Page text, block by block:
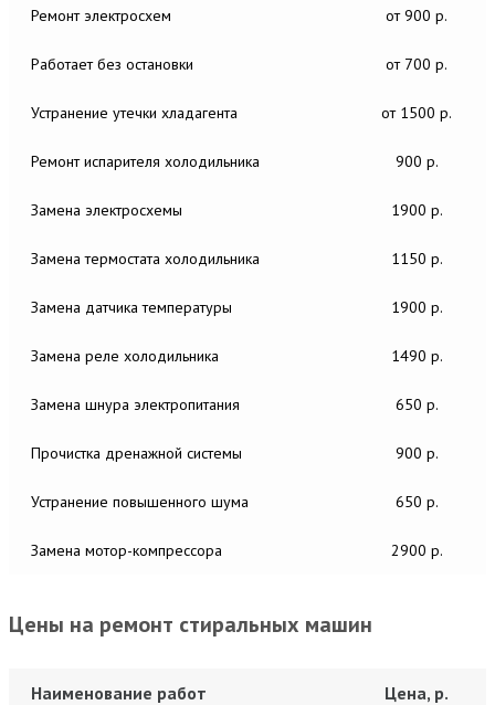
Ремонт электросхем от 900 р.
Работает без остановки от 700 р.
Устранение утечки хладагента от 1500 р.
Ремонт испарителя холодильника 900 р.
Замена электросхемы 1900 р.
Замена термостата холодильника 1150 р.
Замена датчика температуры 1900 р.
Замена реле холодильника 1490 р.
Замена шнура электропитания 650 р.
Прочистка дренажной системы 900 р.
Устранение повышенного шума 650 р.
Замена мотор-компрессора 2900 р.
Цены на ремонт стиральных машин
Наименование работ Цена, р.